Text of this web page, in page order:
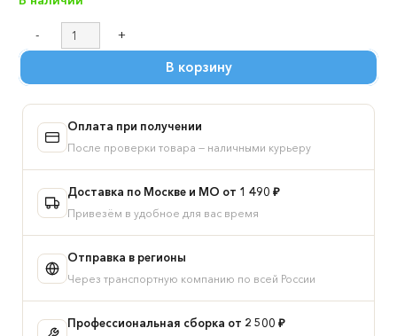
Количество
товара
ИКЕА
ПАКС
МАКС
длинная
двухдверный
белый
В корзину
Оплата при получении
После проверки товара — наличными курьеру
Доставка по Москве и МО от 1 490 ₽
Привезём в удобное для вас время
Отправка в регионы
Через транспортную компанию по всей России
Профессиональная сборка от 2 500 ₽